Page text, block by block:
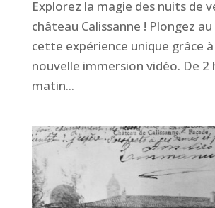
Explorez la magie des nuits de
château Calissanne ! Plongez
cette expérience unique grâce
nouvelle immersion vidéo. De 2
matin...